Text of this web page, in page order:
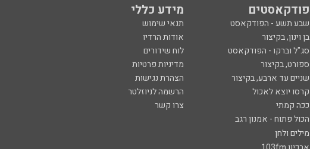
פודקאסטים מידע כללי
שבע תשע - הפודקאסט
תנאי שימוש
בן וינון, בקיצור
אודות הרדיו
סג"ל וברקו - הפודקאסט
לוח שידורים
ספורט, בקיצור
מדיניות פרטיות
שניים עד ארבע, בקיצור
הצהרת נגישות
קרסו יוצא לאכול
הרשמה לניוזלטר
ככה קמתי
צרו קשר
הכול פתוח - אמנון רגב
מילים ולחן